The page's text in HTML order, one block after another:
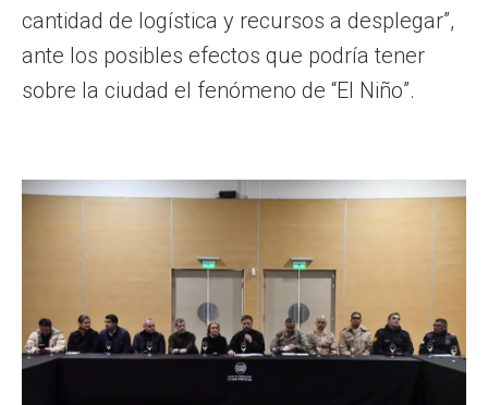
cantidad de logística y recursos a desplegar”,
ante los posibles efectos que podría tener
sobre la ciudad el fenómeno de “El Niño”.